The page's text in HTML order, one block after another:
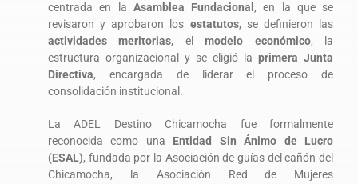
centrada en la Asamblea Fundacional , en la que se
revisaron y aprobaron los estatutos, se definieron las
actividades meritorias, elmodelo económico, la
estructura organizacional y se eligió laprimera Junta
Directiva, encargada de liderar el proceso de
consolidación institucional.
La ADEL Destino Chicamocha fue formalmente
reconocida como una Entidad Sin Ánimo de Lucro
(ESAL), fundada por la Asociación de guías del cañón del
Chicamocha, la Asociación Red de Mujeres